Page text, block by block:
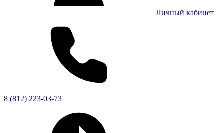
Личный кабинет
8 (812) 223-03-73